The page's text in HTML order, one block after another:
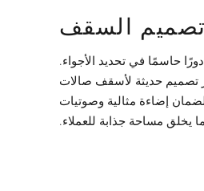
تصميم السقف
حاسمًا في تحديد الأجواء.
تصميم حديثة لأسقف صالات
إضاءة مثالية وصوتيات
يخلق مساحة جذابة للعملاء.